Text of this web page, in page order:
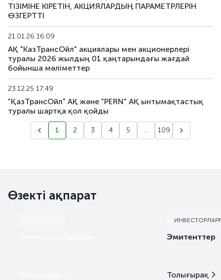
ТІЗІМІНЕ КІРЕТІН, АКЦИЯЛАРДЫҢ ПАРАМЕТРЛЕРІН
ӨЗГЕРТТІ
21.01.26 16:09
АҚ "КазТрансОйл" акциялары мен акционерлері
туралы 2026 жылдың 01 қаңтарындағы жағдай
бойынша мәліметтер
23.12.25 17:49
"ҚазТрансОйл" АҚ және "PERN" АҚ ынтымақтастық
туралы шартқа қол қойды
1 2 3 4 5 ... 109
Өзекті ақпарат
Эмитенттер
Толығырақ